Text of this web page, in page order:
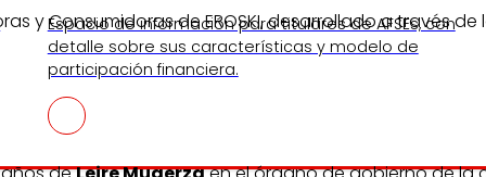
Espacio de información para titulares de AFSEs, con
detalle sobre sus características y modelo de
participación financiera.
y Consumidoras de EROSKI, desarrollado a través